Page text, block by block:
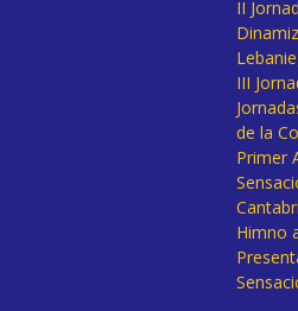
II
III
de la
Primer
Himno